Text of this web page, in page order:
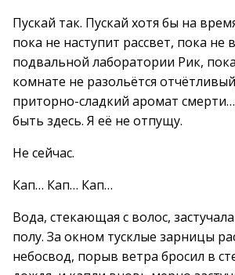
Пускай так. Пускай хотя бы на
пока не наступит рассвет, пока не
подвальной лаборатории Рик,
комнате не разольётся
приторно-сладкий аромат
быть здесь. Я её не отпущу.
Не сейчас.
Кап… Кап… Кап…
Вода, стекающая с волос,
полу. За окном тусклые зарницы
небосвод, порыв ветра бросил в